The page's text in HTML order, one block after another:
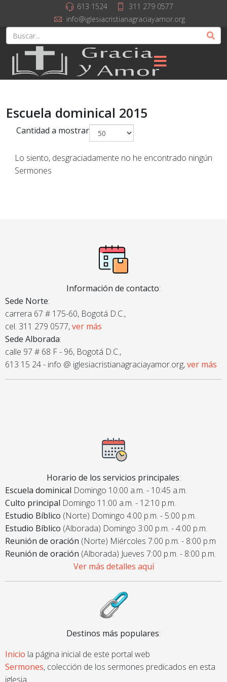
613 1524
311 279 0577
info@iglesiacristianagraciayamor.org
Escuela dominical 2015
Cantidad a mostrar
Lo siento, desgraciadamente no he encontrado ningún
Sermones
Información de contacto:
Sede Norte:
carrera 67 # 175-60, Bogotá D.C.,
cel. 311 279 0577,ver más
Sede Alborada:
calle 97 # 68 F - 96, Bogotá D.C.,
613 15 24 - info @ iglesiacristianagraciayamor.org,ver más
Horario de los servicios principales:
Escuela dominical Domingo 10:00 a.m. - 10:45 a.m.
Culto principal Domingo 11:00 a.m. - 12:10 p.m.
Estudio Bíblico (Norte) Domingo 4:00 p.m. - 5:00 p.m.
Estudio Bíblico (Alborada) Domingo 3:00 p.m. - 4:00 p.m.
Reunión de oración (Norte) Miércoles 7:00 p.m. - 8:00 p.m
Reunión de oración (Alborada) Jueves 7:00 p.m. - 8:00 p.m.
Ver más detalles aquí
Destinos más populares:
Inicio la página inicial de este portal web
Sermones, colección de los sermones predicados en esta
iglesia